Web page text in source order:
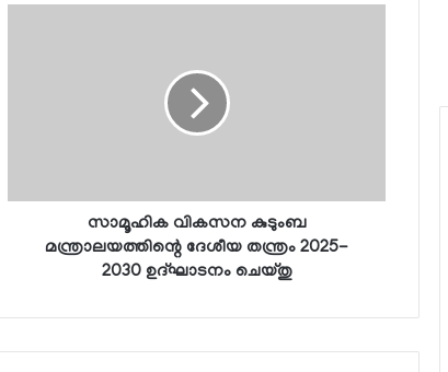
സാമൂഹിക വികസന കുടുംബ
മന്ത്രാലയത്തിന്റെ ദേശീയ തന്ത്രം 2025-
2030 ഉദ്ഘാടനം ചെയ്തു